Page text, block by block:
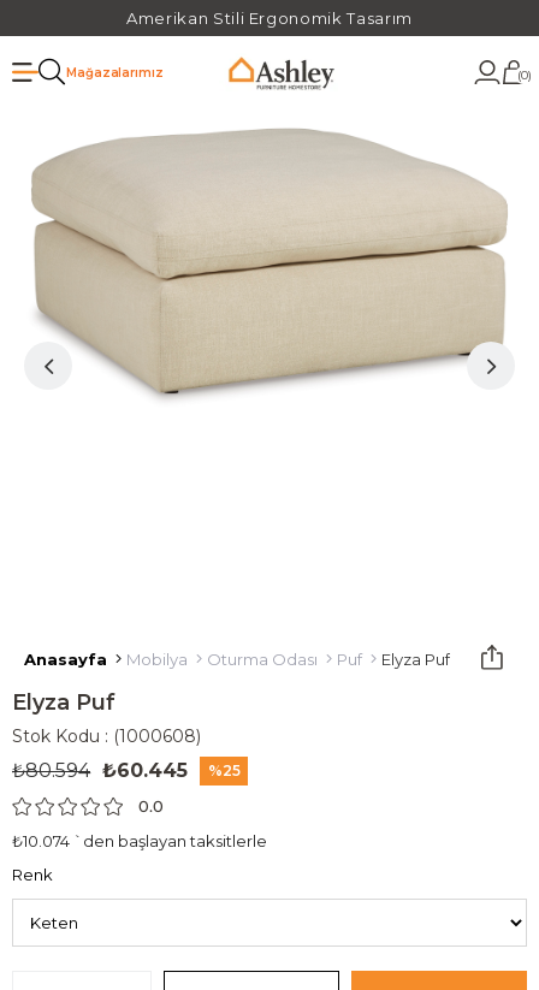
Amerikan Stili Ergonomik Tasarım
Mağazalarımız 0
Anasayfa Mobilya Oturma Odası Puf Elyza Puf
Elyza Puf
Stok Kodu (1000608)
₺80.594 ₺60.445 25
0.0
₺10.074 `den başlayan taksitlerle
Renk